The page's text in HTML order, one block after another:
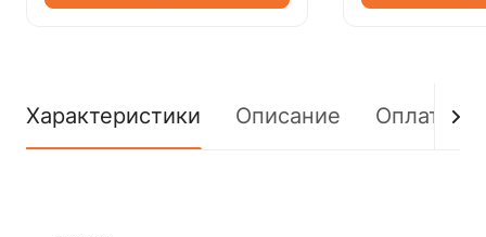
Характеристики Описание Оплата